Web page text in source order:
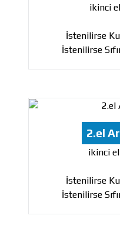
ikinci
İstenilirse
İstenilirse
2.el
ikinci
İstenilirse
İstenilirse